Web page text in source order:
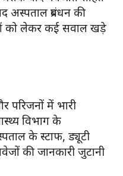
अस्पताल प्रबंधन की
को लेकर कई सवाल खड़े
परिजनों में भारी
विभाग के
के स्टाफ, ड्यूटी
की जानकारी जुटानी